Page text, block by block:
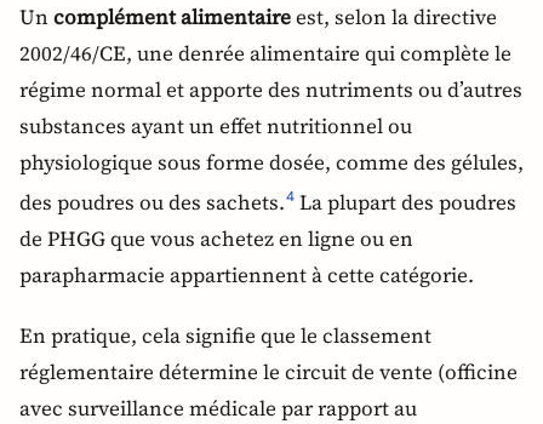
Un complément alimentaireest, selon la directive
2002/46/CE, une denrée alimentaire qui complète le
régime normal et apporte des nutriments ou d’autres
substances ayant un effet nutritionnel ou
physiologique sous forme dosée, comme des gélules,
des poudres ou des sachets.4 La plupart des poudres
de PHGG que vous achetez en ligne ou en
parapharmacie appartiennent à cette catégorie.
En pratique, cela signifie que le classement
réglementaire détermine le circuit de vente (officine
avec surveillance médicale par rapport au